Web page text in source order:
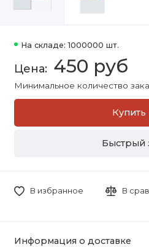
На складе: 1000000 шт.
450 руб
Минимальное количество
Купить
Быстрый
В избранное В
Информация о доставке